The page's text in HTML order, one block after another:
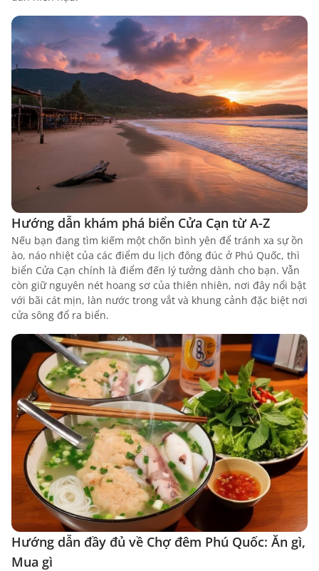
Hướng dẫn khám phá biển Cửa Cạn từ A-Z
Nếu bạn đang tìm kiếm một chốn bình yên để tránh xa sự ồn
ào, náo nhiệt của các điểm du lịch đông đúc ở Phú Quốc, thì
biển Cửa Cạn chính là điểm đến lý tưởng dành cho bạn. Vẫn
còn giữ nguyên nét hoang sơ của thiên nhiên, nơi đây nổi bật
với bãi cát mịn, làn nước trong vắt và khung cảnh đặc biệt nơi
cửa sông đổ ra biển.
Hướng dẫn đầy đủ về Chợ đêm Phú Quốc: Ăn gì,
Mua gì